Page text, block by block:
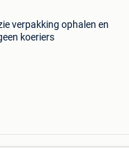
verpakking ophalen en
koeriers